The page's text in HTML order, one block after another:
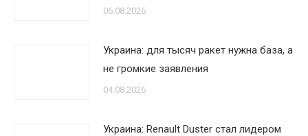
06.08.2026
Украина: для тысяч ракет нужна база, а
не громкие заявления
04.08.2026
Украина: Renault Duster стал лидером